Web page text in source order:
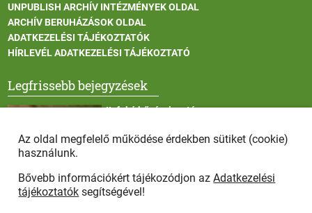
UNPUBLISH ARCHÍV INTÉZMÉNYEK OLDAL
ARCHÍV BERUHÁZÁSOK OLDAL
ADATKEZELÉSI TÁJÉKOZTATÓK
HÍRLEVÉL ADATKEZELÉSI TÁJÉKOZTATÓ
Legfrissebb bejegyzések
II. fokú hőségriasztás
Vadállatok itatása a rendkívüli melegben
Az oldal megfelelő működése érdekben sütiket (cookie)
használunk.
Bővebb információkért tájékozódjon azAdatkezelési
tájékoztatók segítségével!